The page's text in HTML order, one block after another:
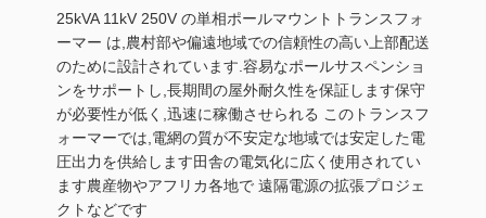
25kVA 11kV 250V の単相ポールマウントトランスフォ
ーマー は,農村部や偏遠地域での信頼性の高い上部配送
のために設計されています.容易なポールサスペンショ
ンをサポートし,長期間の屋外耐久性を保証します保守
が必要性が低く,迅速に稼働させられる このトランスフ
ォーマーでは,電網の質が不安定な地域では安定した電
圧出力を供給します田舎の電気化に広く使用されてい
ます農産物やアフリカ各地で 遠隔電源の拡張プロジェ
クトなどです